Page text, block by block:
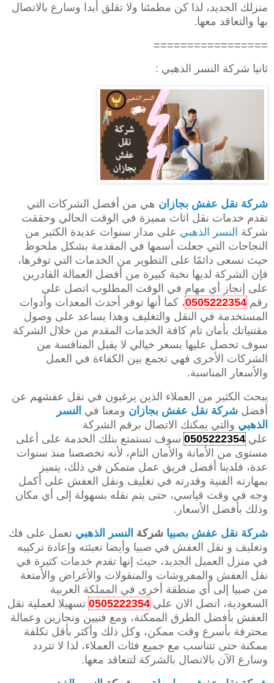
منزلك الجديد، لذا كن مطمئنا ولا تقلق أبدا وسارع بالاتصال
بها والتعاقد معها.
=================
ثانيا شركة النسر الذهبي :
شركة نقل عفش بجازان هي من أفضل الشركات التي
تقدم خدمات نقل اثاث مميزة في الوقت الحالي وحققت
شركة النسر الذهبي على مدار سنوات عديدة الكثير من
النجاحات التي جعلت أسمها في المقدمة بشكل ملحوظ
حيث تسعى دائمًا على التطوير من الخدمات التي توفرها،
فإن الشركة لديها نخبة كبيرة من أفضل العمالة القادرين
على إنجاز أي مهام في الوقت المطلوب اتصل علي
رقم0505222354، كما أنها توفر أحدث المعدات وأدوات
المستخدمة في النقل والتغليف وهذا يساعد على وصول
مقتنياتك بأمان تام كافة الخدمات المقدم من خلال الشركة
سوف تحصل عليها بسعر خيالي لا يقبل المنافسة من
الشركات الأخرى فهي تجمع بين الكفاءة في العمل
والأسعار المناسبة.
يبحث الكثير من العملاء الذين يرغبون في نقل عفشهم عن
أفضل شركة نقل عفش بجازان ومعنا في النسر
الذهبي والتي يمكنك الاتصال برقم الشركة
علي0505222354سوف تستمتع بتلك الخدمة على أعلى
مستوى من الأمانة والأمان التام، لأنه تخصصنا منذ سنوات
عدة، فلدينا أفضل فريق عمل متمكن في ذلك، يتميز
بمهارته الفنية وقدرته في تغليف ونقل العفش على أكمل
وجه في وقت قياسي، حتى يتم نقله بسهولة إلى أي مكان
وذلك بأفضل الأسعار.
شركة نقل عفش بصبيا شركة النسر الذهبي تعمل على فك
وتغليف و نقل العفش في صبيا وأيضا تعبئته وإعادة تركيبه
في منزل العميل الجديد، حيث إنها تقدم خدمات كثيرة في
نقل العفش والمفروشات والمنقولات والأغراض والأمتعة
من صبيا إلى أي منطقة أخرى في المملكة العربية
السعودية، اتصل الان علي0505222354تسهيلا لعملية نقل
العفش بأفضل الطرق الممكنة، ومع فنيين ونجارين وعمالة
محترفة بأسرع وقت ممكن، وكل ذلك وأكثر بأقل تكلفة
ممكنة حتى تتناسب مع جميع فئات العملاء، لذا لا تتردد
وسارع الآن بالاتصال بالشركة لتتعاقد معها.